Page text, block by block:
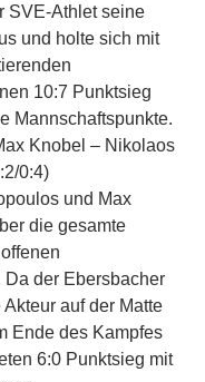
SVE-Athlet seine
und holte sich mit
10:7 Punktsieg
Mannschaftspunkte.
Knobel – Nikolaos
0:4)
und Max
die gesamte
der Ebersbacher
auf der Matte
Ende des Kampfes
6:0 Punktsieg mit